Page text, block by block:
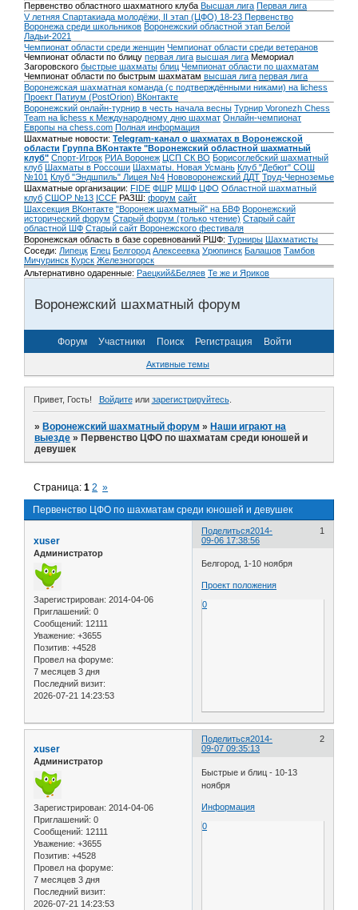
Первенство областного шахматного клуба Высшая лига Первая лига
V летняя Спартакиада молодёжи, II этап (ЦФО) 18-23 Первенство
Воронежа среди школьников Воронежский областной этап Белой
Ладьи-2021
Чемпионат области среди женщин Чемпионат области среди ветеранов
Чемпионат области по блицу первая лига высшая лига Мемориал
Загоровского быстрые шахматы блиц Чемпионат области по шахматам
Чемпионат области по быстрым шахматам высшая лига первая лига
Воронежская шахматная команда (с подтверждёнными никами) на lichess
Проект Патиум (PostOrion) ВКонтакте
Воронежский онлайн-турнир в честь начала весны Турнир Voronezh Chess
Team на lichess к Международному дню шахмат Онлайн-чемпионат
Европы на chess.com Полная информация
Шахматные новости: Telegram-канал о шахматах в Воронежской
области Группа ВКонтакте "Воронежский областной шахматный
клуб" Спорт-Игрок РИА Воронеж ЦСП СК ВО Борисоглебский шахматный
клуб Шахматы в Россоши Шахматы. Новая Усмань Клуб "Дебют" СОШ
№101 Клуб "Эндшпиль" Лицея №4 Нововоронежский ДДТ Труд-Черноземье
Шахматные организации: FIDE ФШР МШФ ЦФО Областной шахматный
клуб СШОР №13 ICCF РАЗШ: форум сайт
Шахсекция ВКонтакте "Воронеж шахматный" на БВФ Воронежский
исторический форум Cтарый форум (только чтение) Старый сайт
областной ШФ Старый сайт Воронежского фестиваля
Воронежская область в базе соревнований РШФ: Турниры Шахматисты
Соседи: Липецк Елец Белгород Алексеевка Урюпинск Балашов Тамбов
Мичуринск Курск Железногорск
Альтернативно одаренные: Раецкий&Беляев Те же и Яриков
Воронежский шахматный форум
Форум Участники Поиск Регистрация Войти
Активные темы
Привет, Гость! Войдитеили зарегистрируйтесь.
»Воронежский шахматный форум »Наши играют на
выезде »Первенство ЦФО по шахматам среди юношей и
девушек
Первенство ЦФО по шахматам среди юношей и девушек
Страница:1 2 »
Поделиться 1
2014-
09-06 17:38:56
xuser
Администратор
Зарегистрирован: 2014-04-06
Приглашений: 0
Сообщений: 12111
Уважение: +3655
Позитив: +4528
Провел на форуме:
7 месяцев 3 дня
Последний визит:
2026-07-21 14:23:53
Белгород, 1-10 ноября
Проект положения
0
Поделиться 2
2014-
09-07 09:35:13
xuser
Администратор
Зарегистрирован: 2014-04-06
Приглашений: 0
Сообщений: 12111
Уважение: +3655
Позитив: +4528
Провел на форуме:
7 месяцев 3 дня
Последний визит:
2026-07-21 14:23:53
Быстрые и блиц - 10-13
ноября
Информация
0